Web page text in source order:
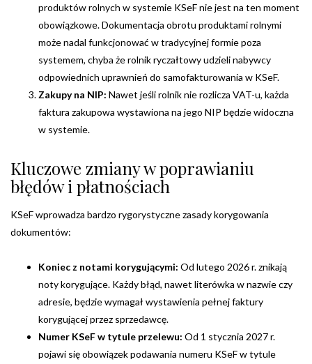
produktów rolnych w systemie KSeF nie jest na ten moment
obowiązkowe. Dokumentacja obrotu produktami rolnymi
może nadal funkcjonować w tradycyjnej formie poza
systemem, chyba że rolnik ryczałtowy udzieli nabywcy
odpowiednich uprawnień do samofakturowania w KSeF.
Zakupy na NIP: Nawet jeśli rolnik nie rozlicza VAT-u, każda
faktura zakupowa wystawiona na jego NIP będzie widoczna
w systemie.
Kluczowe zmiany w poprawianiu
błędów i płatnościach
KSeF wprowadza bardzo rygorystyczne zasady korygowania
dokumentów:
Koniec z notami korygującymi: Od lutego 2026 r. znikają
noty korygujące. Każdy błąd, nawet literówka w nazwie czy
adresie, będzie wymagał wystawienia pełnej faktury
korygującej przez sprzedawcę.
Numer KSeF w tytule przelewu: Od 1 stycznia 2027 r.
pojawi się obowiązek podawania numeru KSeF w tytule